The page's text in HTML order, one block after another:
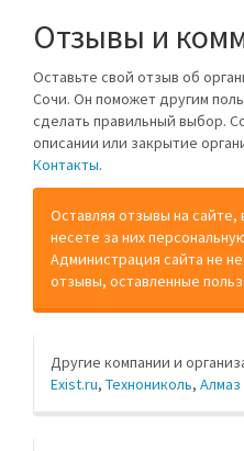
Отзывы и
Оставьте свой отзыв об
Сочи. Он поможет другим
сделать правильный выбор.
описании или закрытие
Контакты.
Оставляя отзывы на сайте,
несете за них
Администрация сайта не
отзывы, оставленные
Другие компании и
Exist.ru, Технониколь, Алмаз